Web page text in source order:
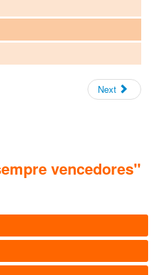
Next
vencedores"